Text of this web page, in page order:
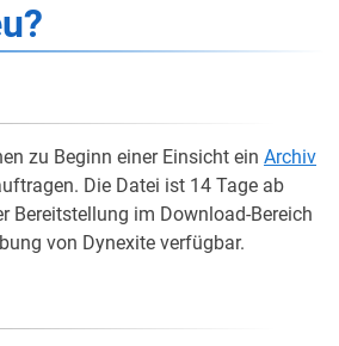
zu Beginn einer Einsicht ein Archiv
Die Datei ist 14 Tage ab
Bereitstellung im Download-Bereich
von Dynexite verfügbar.